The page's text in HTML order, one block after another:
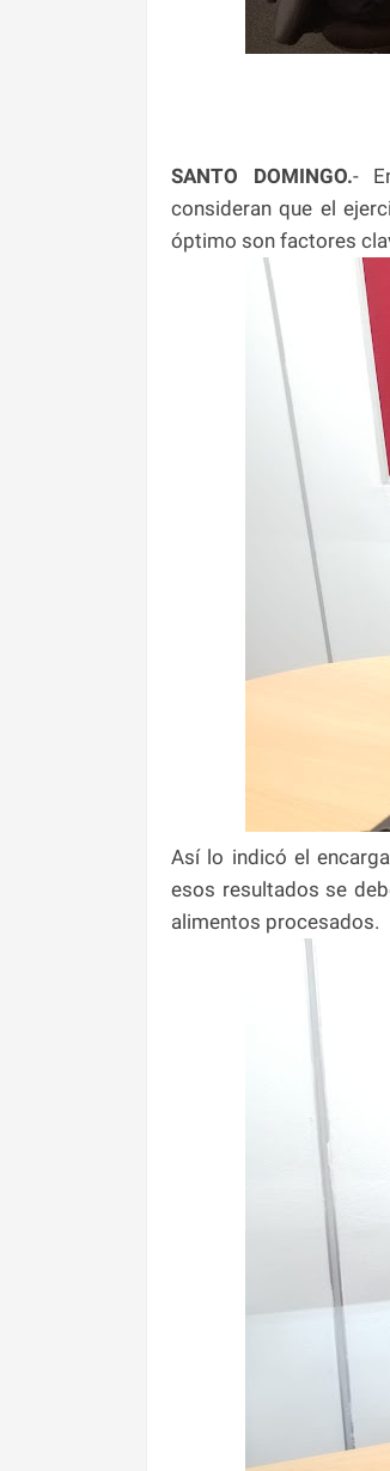
SANTO DOMINGO.-
consideran que el
óptimo son factores
Así lo indicó el
esos resultados se
alimentos procesados.